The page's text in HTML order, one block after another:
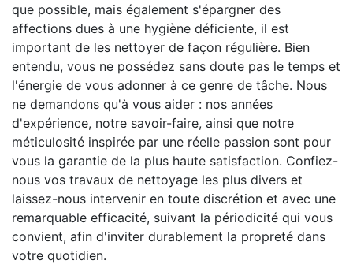
que possible, mais également s'épargner des
affections dues à une hygiène déficiente, il est
important de les nettoyer de façon régulière. Bien
entendu, vous ne possédez sans doute pas le temps et
l'énergie de vous adonner à ce genre de tâche. Nous
ne demandons qu'à vous aider : nos années
d'expérience, notre savoir-faire, ainsi que notre
méticulosité inspirée par une réelle passion sont pour
vous la garantie de la plus haute satisfaction. Confiez-
nous vos travaux de nettoyage les plus divers et
laissez-nous intervenir en toute discrétion et avec une
remarquable efficacité, suivant la périodicité qui vous
convient, afin d'inviter durablement la propreté dans
votre quotidien.